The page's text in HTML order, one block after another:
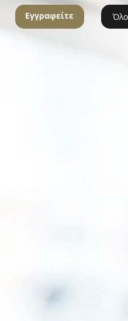
Εγγραφείτε